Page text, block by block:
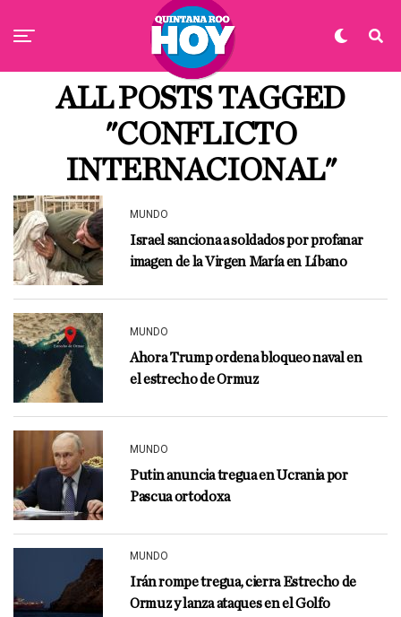
ALL POSTS TAGGED
"CONFLICTO
INTERNACIONAL"
MUNDO
Israel sanciona a soldados por profanar
imagen de la Virgen María en Líbano
MUNDO
Ahora Trump ordena bloqueo naval en
el estrecho de Ormuz
MUNDO
Putin anuncia tregua en Ucrania por
Pascua ortodoxa
MUNDO
Irán rompe tregua, cierra Estrecho de
Ormuz y lanza ataques en el Golfo